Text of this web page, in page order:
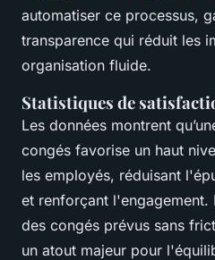
automatiser ce processus,
transparence qui réduit les
organisation fluide.
Statistiques de
Les données montrent
congés favorise un haut
les employés, réduisant
et renforçant l'engagement.
des congés prévus sans
un atout majeur pour